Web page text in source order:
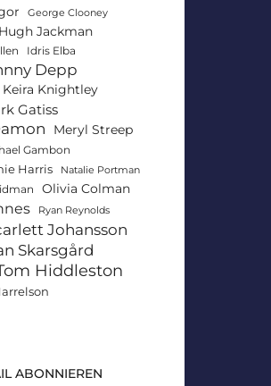
George Clooney
Hugh Jackman
Idris Elba
Depp
Keira Knightley
Gatiss
Meryl Streep
Gambon
Harris Natalie Portman
Olivia Colman
Ryan Reynolds
Johansson
Skarsgård
Hiddleston
ABONNIEREN